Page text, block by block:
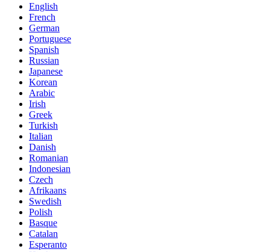
English
French
German
Portuguese
Spanish
Russian
Japanese
Korean
Arabic
Irish
Greek
Turkish
Italian
Danish
Romanian
Indonesian
Czech
Afrikaans
Swedish
Polish
Basque
Catalan
Esperanto